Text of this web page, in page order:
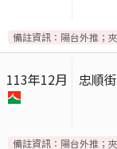
備註資訊： 陽台外推；
113年12月 忠順
備註資訊： 陽台外推；